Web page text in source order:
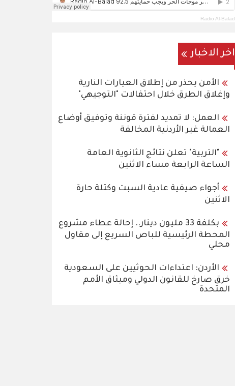
Radio Al-Balad
اخر الاخبار
الأمن يحذر من إطلاق العيارات النارية
وإغلاق الطرق خلال احتفالات "التوجيهي"
العمل: لا تمديد لفترة قوننة وتوفيق أوضاع
العمالة غير الأردنية المخالفة
"التربية" تعلن نتائج الثانوية العامة
الساعة الرابعة مساء الاثنين
أجواء صيفية عادية السبت وكتلة حارة
الاثنين
بكلفة 33 مليون دينار.. إحالة عطاء مشروع
المحطة الرئيسية للباص السريع إلى مقاول
محلي
الأردن: اعتداءات الحوثيين على السعودية
خرق صارخ للقانون الدولي وميثاق الأمم
المتحدة